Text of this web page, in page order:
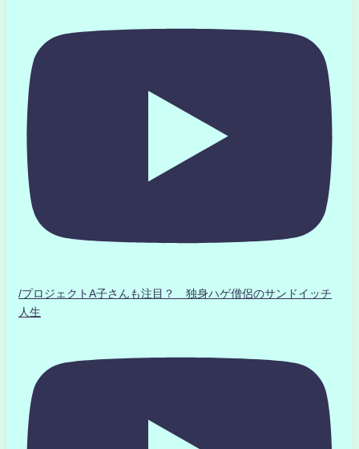
/プロジェクトA子さんも注目？ 独身ハゲ僧侶のサンドイッチ
人生